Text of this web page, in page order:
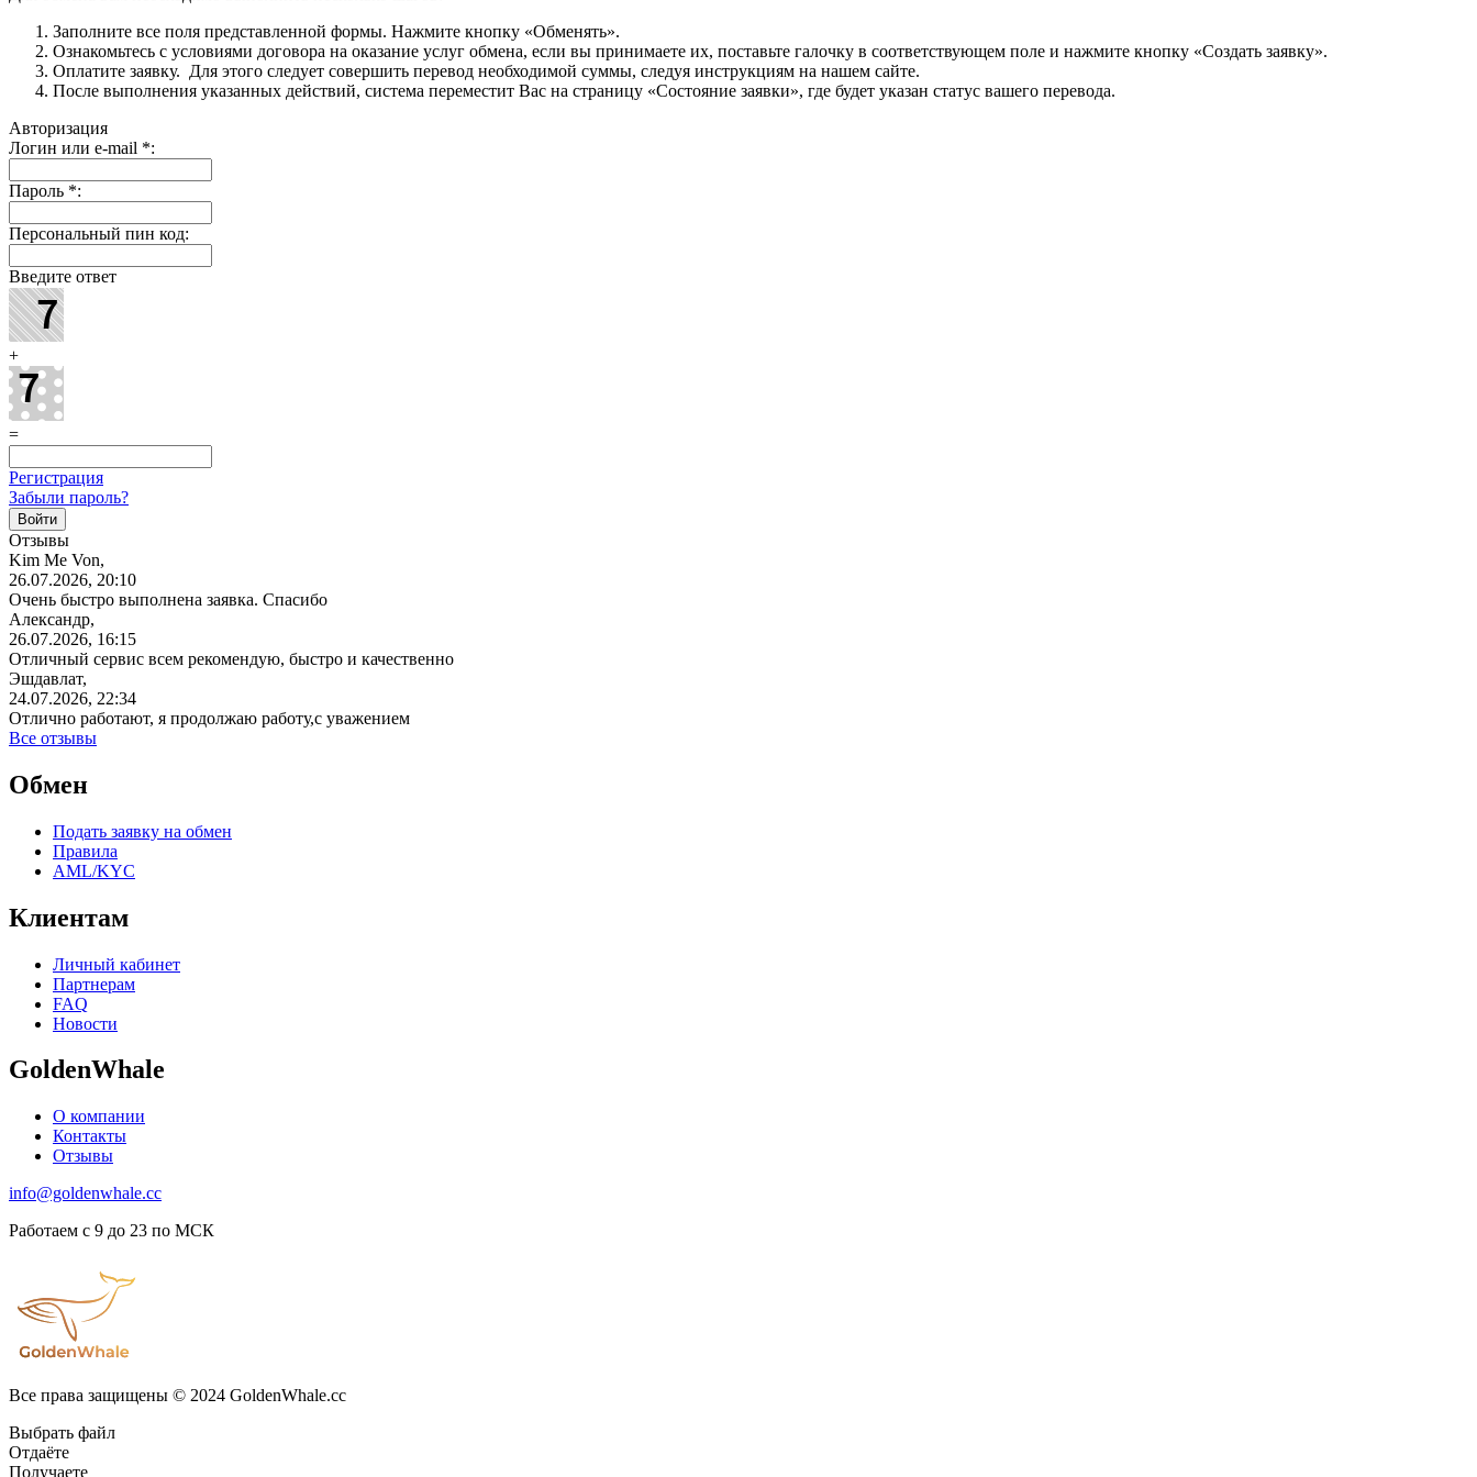
Заполните все поля представленной формы. Нажмите кнопку «Обменять».
Ознакомьтесь с условиями договора на оказание услуг обмена, если вы принимаете их, поставьте галочку в соответствующем поле и нажмите кнопку «Создать заявку».
Оплатите заявку. Для этого следует совершить перевод необходимой суммы, следуя инструкциям на нашем сайте.
После выполнения указанных действий, система переместит Вас на страницу «Состояние заявки», где будет указан статус вашего перевода.
Авторизация
Логин или e-mail *:
Пароль *:
Персональный пин код:
Введите ответ
+
=
Регистрация
Забыли пароль?
Отзывы
Kim Me Von,
26.07.2026, 20:10
Очень быстро выполнена заявка. Спасибо
Александр,
26.07.2026, 16:15
Отличный сервис всем рекомендую, быстро и качественно
Эшдавлат,
24.07.2026, 22:34
Отлично работают, я продолжаю работу,с уважением
Все отзывы
Обмен
Подать заявку на обмен
Правила
AML/KYC
Клиентам
Личный кабинет
Партнерам
FAQ
Новости
GoldenWhale
О компании
Контакты
Отзывы
info@goldenwhale.cc
Работаем с 9 до 23 по МСК
Все права защищены © 2024 GoldenWhale.cc
Выбрать файл
Отдаёте
Получаете